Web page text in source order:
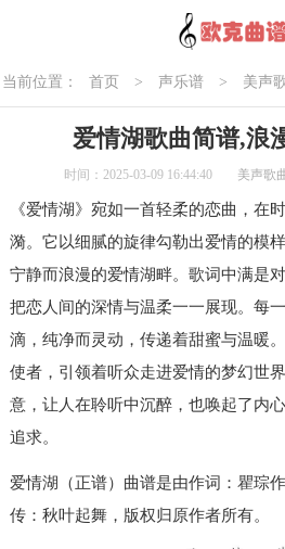
当前位置： 首页 > 声乐谱 > 美声
爱情湖歌曲简谱,浪
时间：2025-03-09 16:44:40 美声歌
《爱情湖》宛如一首轻柔的恋曲，在
漪。它以细腻的旋律勾勒出爱情的模
宁静而浪漫的爱情湖畔。歌词中满是
把恋人间的深情与温柔一一展现。每
滴，纯净而灵动，传递着甜蜜与温暖
使者，引领着听众走进爱情的梦幻世
意，让人在聆听中沉醉，也唤起了内
追求。
爱情湖（正谱）曲谱是由作词：瞿琮
传：秋叶起舞，版权归原作者所有。